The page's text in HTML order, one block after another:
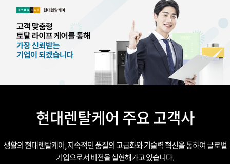
현대렌탈케어 주요 고객사
생활의 현대렌탈케어, 지속적인 품질의 고급화와 기술력 혁신을 통하여 글로벌
기업으로서 비전을 실현해가고 있습니다.